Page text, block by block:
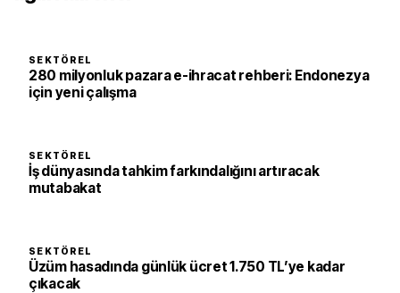
SEKTÖREL
280 milyonluk pazara e-ihracat rehberi: Endonezya
için yeni çalışma
SEKTÖREL
İş dünyasında tahkim farkındalığını artıracak
mutabakat
SEKTÖREL
Üzüm hasadında günlük ücret 1.750 TL’ye kadar
çıkacak